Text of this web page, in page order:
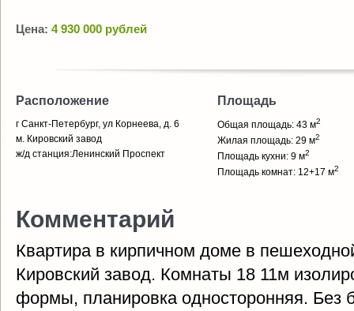
Цена: 4 930 000 рублей
Расположение
г Санкт-Петербург, ул Корнеева, д. 6
м. Кировский завод
ж/д станция:Ленинский Проспект
Площадь
Общая площадь: 43 м2
Жилая площадь: 29 м2
Площадь кухни: 9 м2
Площадь комнат: 12+17 м2
Комментарий
Квартира в кирпичном доме в
Кировский завод. Комнаты 18 11м
формы, планировка односторонняя. Без